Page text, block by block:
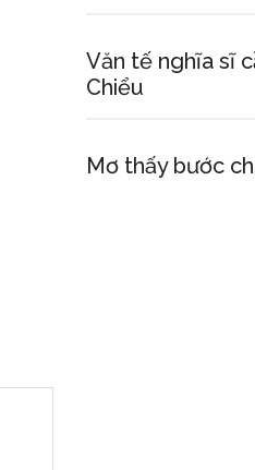
Văn tế nghĩa sĩ
Chiểu
Mơ thấy bước